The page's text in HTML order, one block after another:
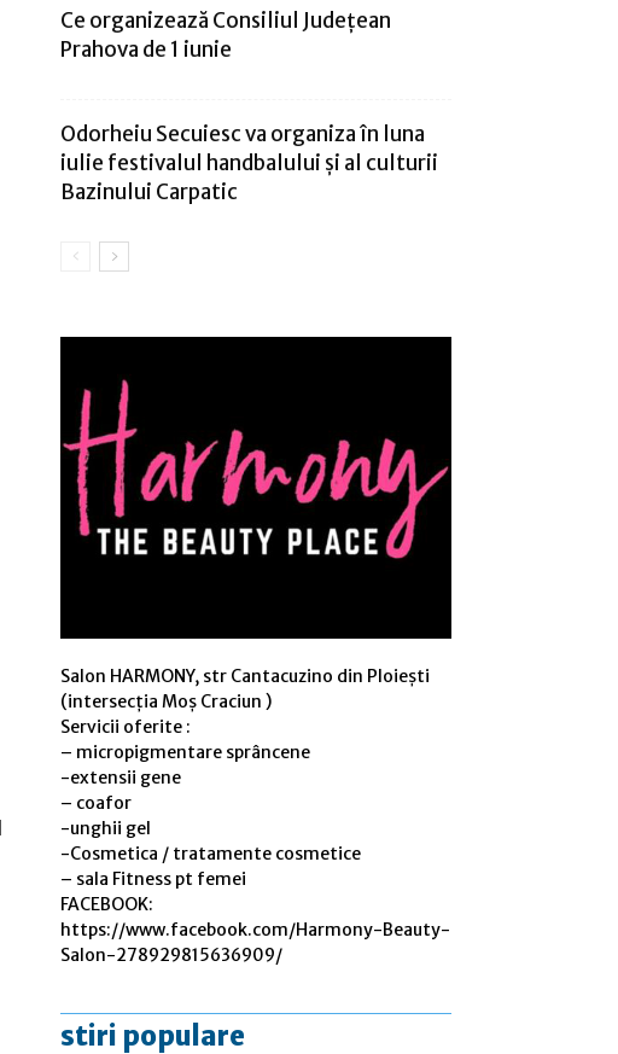
Ce organizează Consiliul Județean
Prahova de 1 iunie
Odorheiu Secuiesc va organiza în luna
iulie festivalul handbalului şi al culturii
Bazinului Carpatic
Salon HARMONY, str Cantacuzino din Ploiești
(intersecția Moș Craciun )
Servicii oferite :
– micropigmentare sprâncene
-extensii gene
– coafor
-unghii gel
-Cosmetica / tratamente cosmetice
– sala Fitness pt femei
FACEBOOK:
https://www.facebook.com/Harmony-Beauty-
Salon-278929815636909/
stiri populare